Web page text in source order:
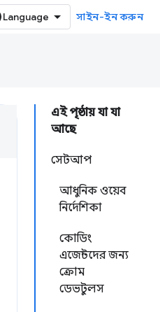
সাইন-ইন করুন
এই পৃষ্ঠায় যা যা
আছে
সেটআপ
আধুনিক ওয়েব
নির্দেশিকা
কোডিং
এজেন্টদের জন্য
ক্রোম
ডেভটুলস